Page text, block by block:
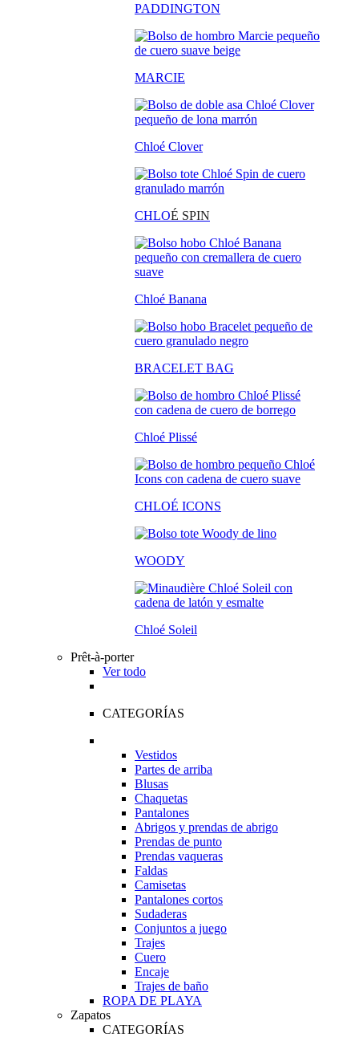
PADDINGTON
MARCIE
Chloé Clover
CHLOÉ SPIN
Chloé Banana
BRACELET BAG
Chloé Plissé
CHLOÉ ICONS
WOODY
Chloé Soleil
Prêt-à-porter
Ver todo
CATEGORÍAS
Vestidos
Partes de arriba
Blusas
Chaquetas
Pantalones
Abrigos y prendas de abrigo
Prendas de punto
Prendas vaqueras
Faldas
Camisetas
Pantalones cortos
Sudaderas
Conjuntos a juego
Trajes
Cuero
Encaje
Trajes de baño
ROPA DE PLAYA
Zapatos
CATEGORÍAS